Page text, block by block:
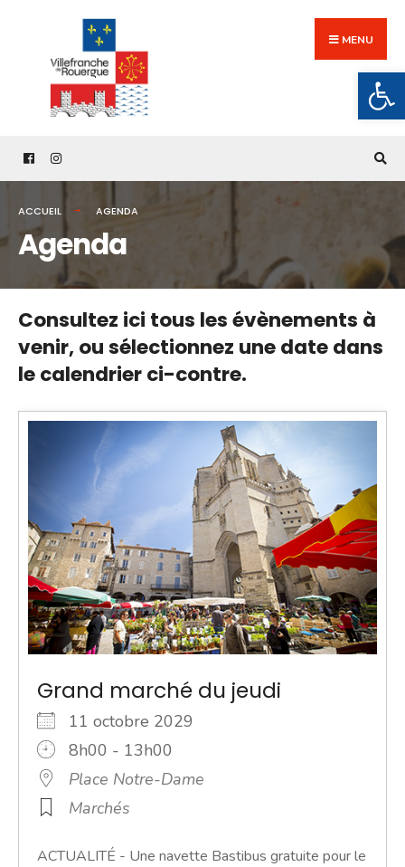
content
MENU
ACCUEIL AGENDA
Agenda
Consultez ici tous les évènements à
venir,ou sélectionnez une date dans
le calendrier ci-contre.
Grand marché du jeudi
11 octobre 2029
8h00 - 13h00
Place Notre-Dame
Marchés
ACTUALITÉ - Une navette Bastibus gratuite pour le